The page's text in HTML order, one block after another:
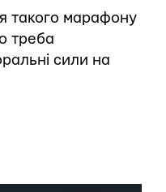
такого марафону
треба
сили на